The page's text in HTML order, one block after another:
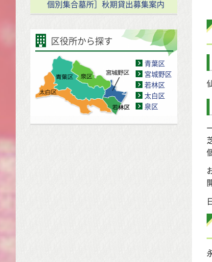
個別集合墓所］秋期貸出募集案内
区役所から探す
青葉区
宮城野区
若林区
太白区
泉区